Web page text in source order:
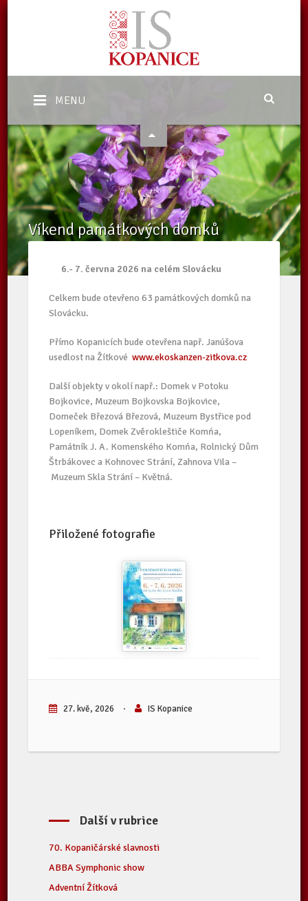
MENU
Víkend památkových domků
6.- 7. června 2026 na celém Slovácku
Celkem bude otevřeno 63 památkových domků na
Slovácku.
Přímo Kopanicích bude otevřena např. Janúšova
usedlost na Žítkovéwww.ekoskanzen-zitkova.cz
Další objekty v okolí např.: Domek v Potoku
Bojkovice, Muzeum Bojkovska Bojkovice,
Domeček Březová Březová, Muzeum Bystřice pod
Lopeníkem, Domek Zvěrokleštiče Komńa,
Památník J. A. Komenského Komńa, Rolnický Dům
Štrbákovec a Kohnovec Strání, Zahnova Vila –
Muzeum Skla Strání – Květná.
Přiložené fotografie
27. kvě, 2026 · IS Kopanice
Další v rubrice
70. Kopaničárské slavnosti
ABBA Symphonic show
Adventní Žítková